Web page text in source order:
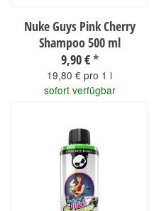
Nuke Guys Pink Cherry
Shampoo 500 ml
9,90 €*
19,80 € pro 1 l
sofort verfügbar